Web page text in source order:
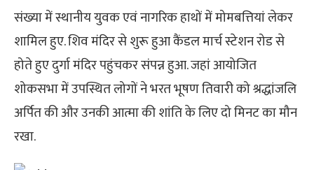
संख्या में स्थानीय युवक एवं नागरिक हाथों में मोमबत्तियां लेकर
शामिल हुए. शिव मंदिर से शुरू हुआ कैंडल मार्च स्टेशन रोड से
होते हुए दुर्गा मंदिर पहुंचकर संपन्न हुआ. जहां आयोजित
शोकसभा में उपस्थित लोगों ने भरत भूषण तिवारी को श्रद्धांजलि
अर्पित की और उनकी आत्मा की शांति के लिए दो मिनट का मौन
रखा.